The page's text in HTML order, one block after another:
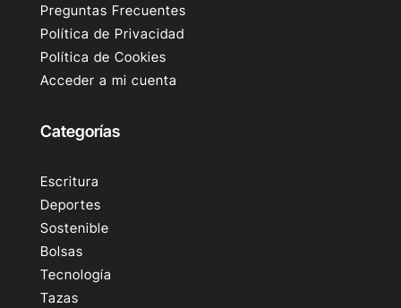
Preguntas Frecuentes
Política de Privacidad
Política de Cookies
Acceder a mi cuenta
Categorías
Escritura
Deportes
Sostenible
Bolsas
Tecnología
Tazas